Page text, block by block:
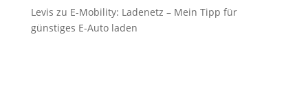
Levis zu E-Mobility: Ladenetz – Mein Tipp für
günstiges E-Auto laden